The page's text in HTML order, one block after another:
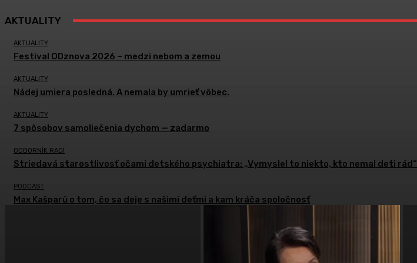
AKTUALITY
AKTUALITY
Festival ODznova 2026 – medzi nebom a zemou
AKTUALITY
Nádej umiera posledná. A nemala by umrieť vôbec.
AKTUALITY
7 spôsobov samoliečenia dychom — zadarmo
ODBORNÍK RADÍ
Striedavá starostlivosť očami detského psychiatra: „Vymyslel to niekto, kto nemal deti rád“
PODCAST
Max Kašparů o tom, čo sa deje s našimi deťmi a kam kráča spoločnosť